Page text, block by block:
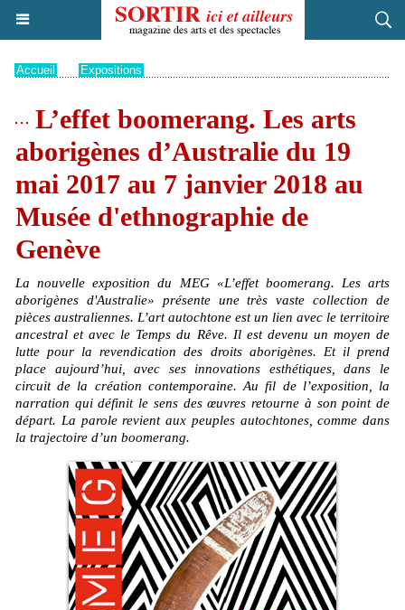
Accueil Expositions
L’effet boomerang. Les arts
aborigènes d’Australie du 19
mai 2017 au 7 janvier 2018 au
Musée d'ethnographie de
Genève
La nouvelle exposition du MEG «L’effet boomerang. Les arts
aborigènes d'Australie» présente une très vaste collection de
pièces australiennes. L’art autochtone est un lien avec le territoire
ancestral et avec le Temps du Rêve. Il est devenu un moyen de
lutte pour la revendication des droits aborigènes. Et il prend
place aujourd’hui, avec ses innovations esthétiques, dans le
circuit de la création contemporaine. Au fil de l’exposition, la
narration qui définit le sens des œuvres retourne à son point de
départ. La parole revient aux peuples autochtones, comme dans
la trajectoire d’un boomerang.